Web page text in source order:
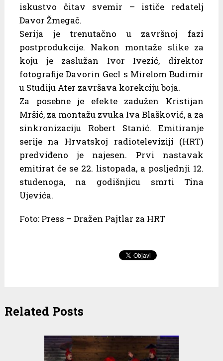
iskustvo čitav svemir – ističe redatelj
Davor Žmegač.
Serija je trenutačno u završnoj fazi
postprodukcije. Nakon montaže slike za
koju je zaslužan Ivor Ivezić, direktor
fotografije Davorin Gecl s Mirelom Budimir
u Studiju Ater završava korekciju boja.
Za posebne je efekte zadužen Kristijan
Mršić, za montažu zvuka Iva Blašković, a za
sinkronizaciju Robert Stanić. Emitiranje
serije na Hrvatskoj radioteleviziji (HRT)
predviđeno je najesen. Prvi nastavak
emitirat će se 22. listopada, a posljednji 12.
studenoga, na godišnjicu smrti Tina
Ujevića.
Foto: Press – Dražen Pajtlar za HRT
Related Posts